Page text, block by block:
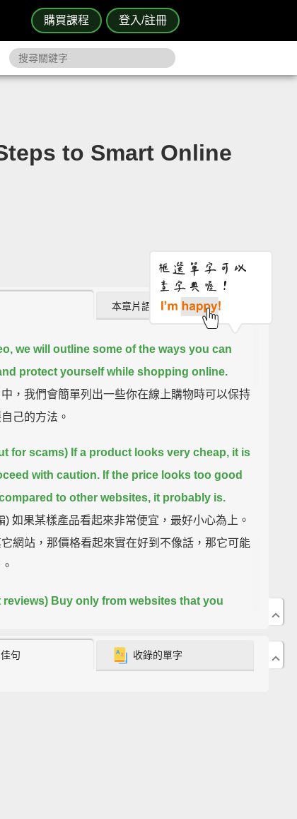
購買課程 登入/註冊
to Smart Online
本章片語 (0)
we will outline some of the ways you can
protect yourself while shopping online.
，我們會簡單列出一些你在線上購物時可以保持
己的方法。
for scams) If a product looks very cheap, it is
with caution. If the price looks too good
to other websites, it probably is.
) 如果某樣產品看起來非常便宜，最好小心為上。
網站，那價格看起來實在好到不像話，那它可能
reviews) Buy only from websites that you
an online search to look for feedback from
句 收錄的單字